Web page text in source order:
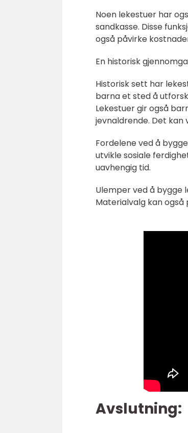
Noen lekestuer har
sandkasse. Disse
også påvirke
En historisk
Historisk sett har
barna et sted å
Lekestuer gir også
jevnaldrende. Det
Fordelene ved å
utvikle sosiale
uavhengig tid.
Ulemper ved å bygge
Materialvalg kan
Avslutning: